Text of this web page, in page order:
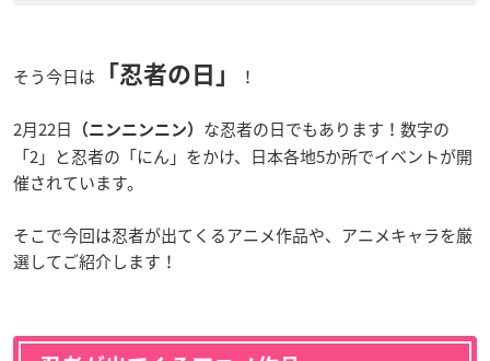
そう今日は 「忍者の日」 ！
2月22日 （ニンニンニン） な忍者の日でもあります！数字の
「2」と忍者の「にん」をかけ、日本各地5か所でイベントが開
催されています。
そこで今回は忍者が出てくるアニメ作品や、アニメキャラを厳
選してご紹介します！